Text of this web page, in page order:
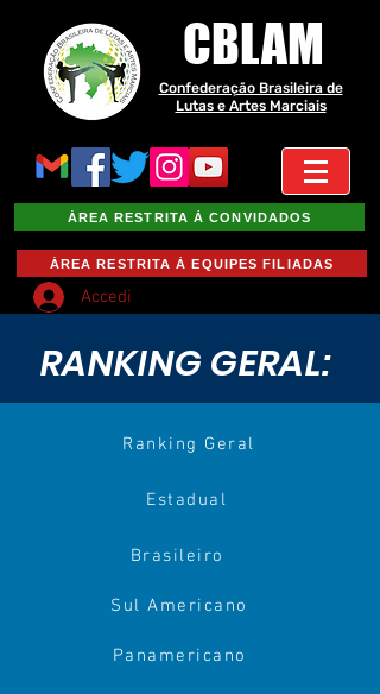
CBLAM
Confederação Brasileira de
Lutas e Artes Marciais
ÁREA RESTRITA À CONVIDADOS
ÁREA RESTRITA À EQUIPES FILIADAS
Accedi
RANKING GERAL:
Ranking Geral
Estadual
Brasileiro
Sul Americano
Panamericano